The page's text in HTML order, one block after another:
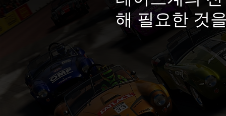
해 필요한 것